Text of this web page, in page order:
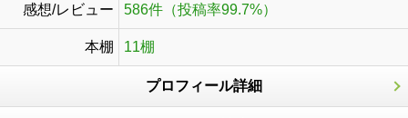
感想/レビュー 586件（投稿率99.7%）
本棚 11棚
プロフィール詳細